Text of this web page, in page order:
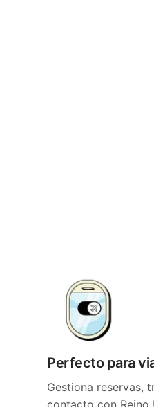
Perfecto para
Gestiona reservas,
contacto con Reino